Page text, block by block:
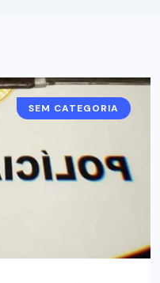
SEM CATEGORIA